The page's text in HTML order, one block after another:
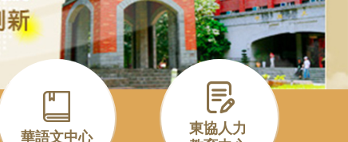
華語文中心
東協人力